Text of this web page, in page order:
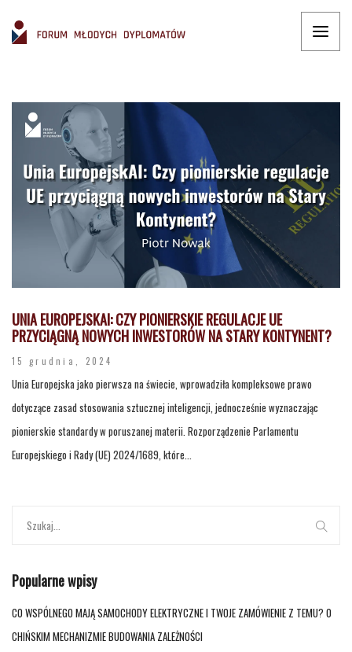
UNIA EUROPEJSKAI: CZY PIONIERSKIE REGULACJE UE
PRZYCIĄGNĄ NOWYCH INWESTORÓW NA STARY KONTYNENT?
15 grudnia, 2024
Unia Europejska jako pierwsza na świecie, wprowadziła kompleksowe prawo
dotyczące zasad stosowania sztucznej inteligencji, jednocześnie wyznaczając
pionierskie standardy w poruszanej materii. Rozporządzenie Parlamentu
Europejskiego i Rady (UE) 2024/1689, które...
Popularne wpisy
CO WSPÓLNEGO MAJĄ SAMOCHODY ELEKTRYCZNE I TWOJE ZAMÓWIENIE Z TEMU? O
CHIŃSKIM MECHANIZMIE BUDOWANIA ZALEŻNOŚCI